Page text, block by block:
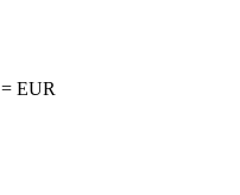
= EUR